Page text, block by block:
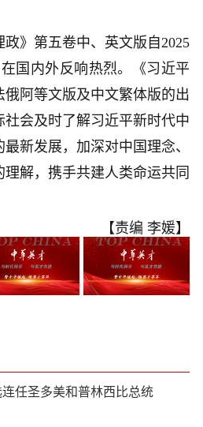
》第五卷中、英文版自2025
国内外反响热烈。《习近平
阿等文版及中文繁体版的出
会及时了解习近平新时代中
新发展，加深对中国理念、
解，携手共建人类命运共同
【责编 李媛】
任圣多美和普林西比总统